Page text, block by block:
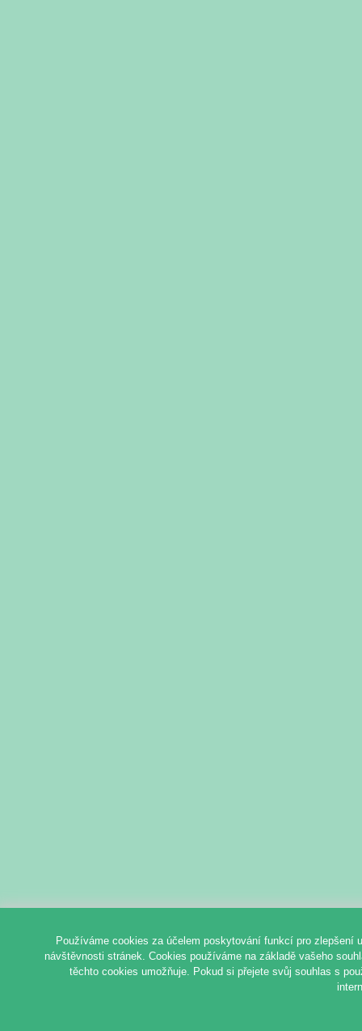
Používáme cookies za účelem poskytování funkcí pro zlepšení
návštěvnosti stránek. Cookies používáme na základě vašeho
těchto cookies umožňuje. Pokud si přejete svůj souhlas s